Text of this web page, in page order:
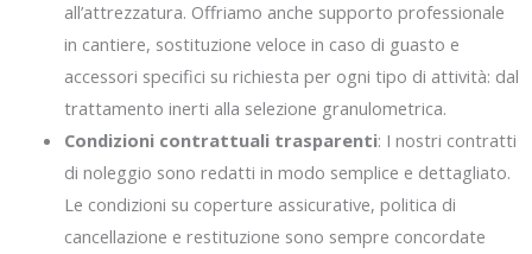
all’attrezzatura. Offriamo anche supporto professionale
in cantiere, sostituzione veloce in caso di guasto e
accessori specifici su richiesta per ogni tipo di attività: dal
trattamento inerti alla selezione granulometrica.
Condizioni contrattuali trasparenti: I nostri contratti
di noleggio sono redatti in modo semplice e dettagliato.
Le condizioni su coperture assicurative, politica di
cancellazione e restituzione sono sempre concordate